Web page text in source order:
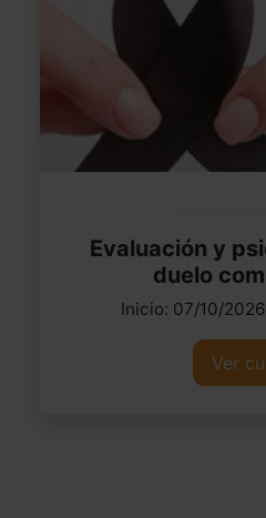
Evaluación y
duelo
Inicio: 07/10/
Ver